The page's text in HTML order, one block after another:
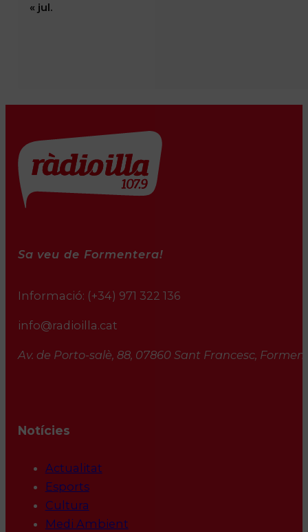
« jul.
Sa veu de Formentera!
Informació: (+34) 971 322 136
info@radioilla.cat
Av. de Porto-salè, 88, 07860 Sant Francesc,
Notícies
Actualitat
Esports
Cultura
Medi Ambient